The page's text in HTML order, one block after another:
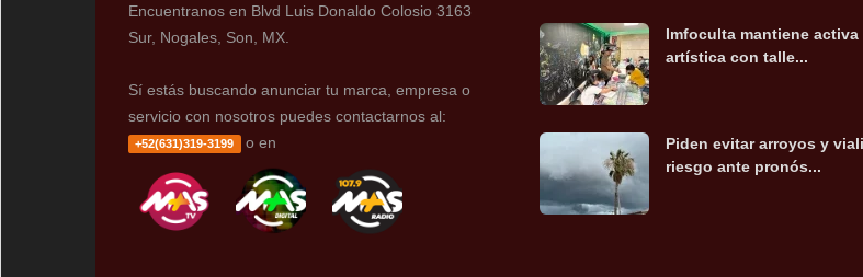
Encuentranos en Blvd Luis Donaldo Colosio 3163
Sur, Nogales, Son, MX.
Sí estás buscando anunciar tu marca, empresa o
servicio con nosotros puedes contactarnos al:
+52(631)319-3199 o en
Imfoculta mantiene
artística con talle...
Piden evitar arroyos y
riesgo ante pronós...